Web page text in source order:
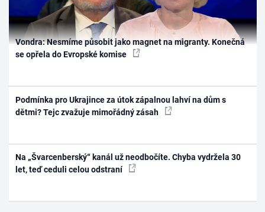
Vondra: Nesmíme působit jako magnet na migranty. Konečná
se opřela do Evropské komise
Podmínka pro Ukrajince za útok zápalnou lahví na dům s
dětmi? Tejc zvažuje mimořádný zásah
Na „Švarcenberský“ kanál už neodbočíte. Chyba vydržela 30
let, teď ceduli celou odstraní